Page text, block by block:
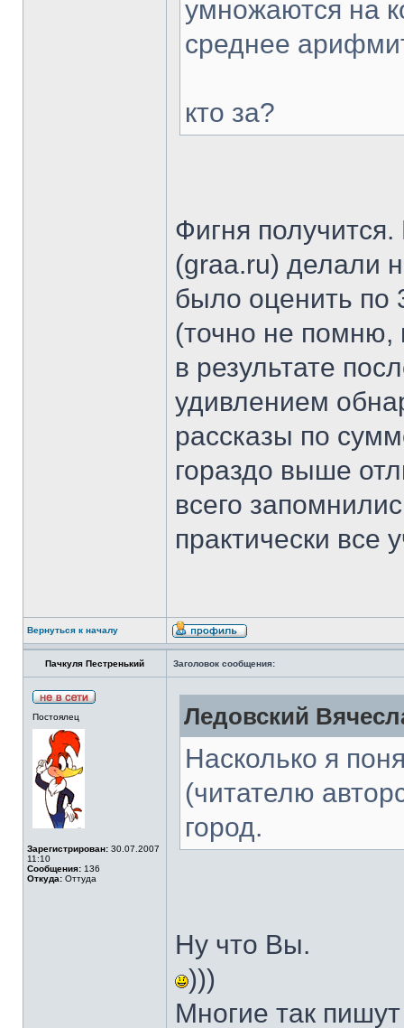
умножаются на
среднее
кто за?
Фигня
(graa.ru) делали
было оценить по
(точно не помню,
в результате
удивлением
рассказы по
гораздо выше
всего
практически все
Вернуться к началу
Пачкуля Пестренький Заголовок сообщения:
Постоялец
Зарегистрирован: 30.07.2007
11:10
Сообщения: 136
Откуда: Оттуда
Ледовский
Насколько я
(читателю
город.
Ну что Вы.
)))
Многие так